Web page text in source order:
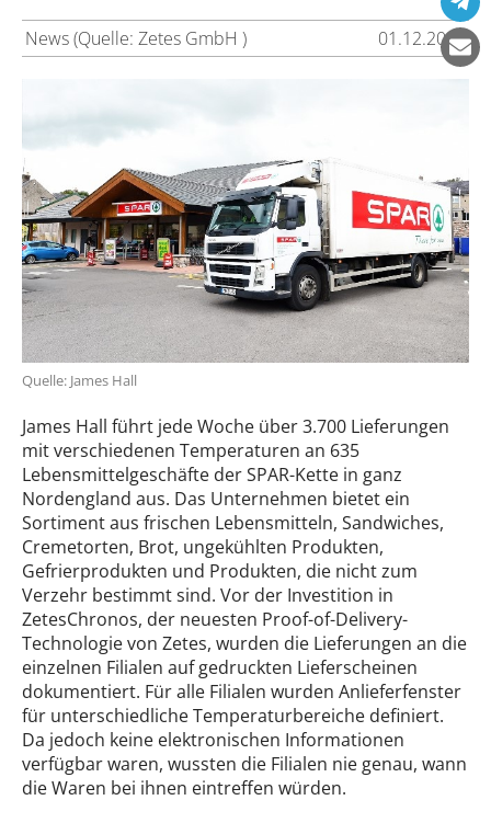
News (Quelle: Zetes GmbH ) 01.12.2016
Quelle: James Hall
James Hall führt jede Woche über 3.700 Lieferungen
mit verschiedenen Temperaturen an 635
Lebensmittelgeschäfte der SPAR-Kette in ganz
Nordengland aus. Das Unternehmen bietet ein
Sortiment aus frischen Lebensmitteln, Sandwiches,
Cremetorten, Brot, ungekühlten Produkten,
Gefrierprodukten und Produkten, die nicht zum
Verzehr bestimmt sind. Vor der Investition in
ZetesChronos, der neuesten Proof-of-Delivery-
Technologie von Zetes, wurden die Lieferungen an die
einzelnen Filialen auf gedruckten Lieferscheinen
dokumentiert. Für alle Filialen wurden Anlieferfenster
für unterschiedliche Temperaturbereiche definiert.
Da jedoch keine elektronischen Informationen
verfügbar waren, wussten die Filialen nie genau, wann
die Waren bei ihnen eintreffen würden.